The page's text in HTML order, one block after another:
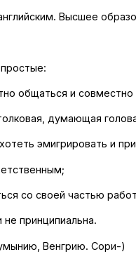
Высшее
общаться и совместно
думающая
эмигрировать и
со своей частью
принципиальна.
Венгрию. Сори-)